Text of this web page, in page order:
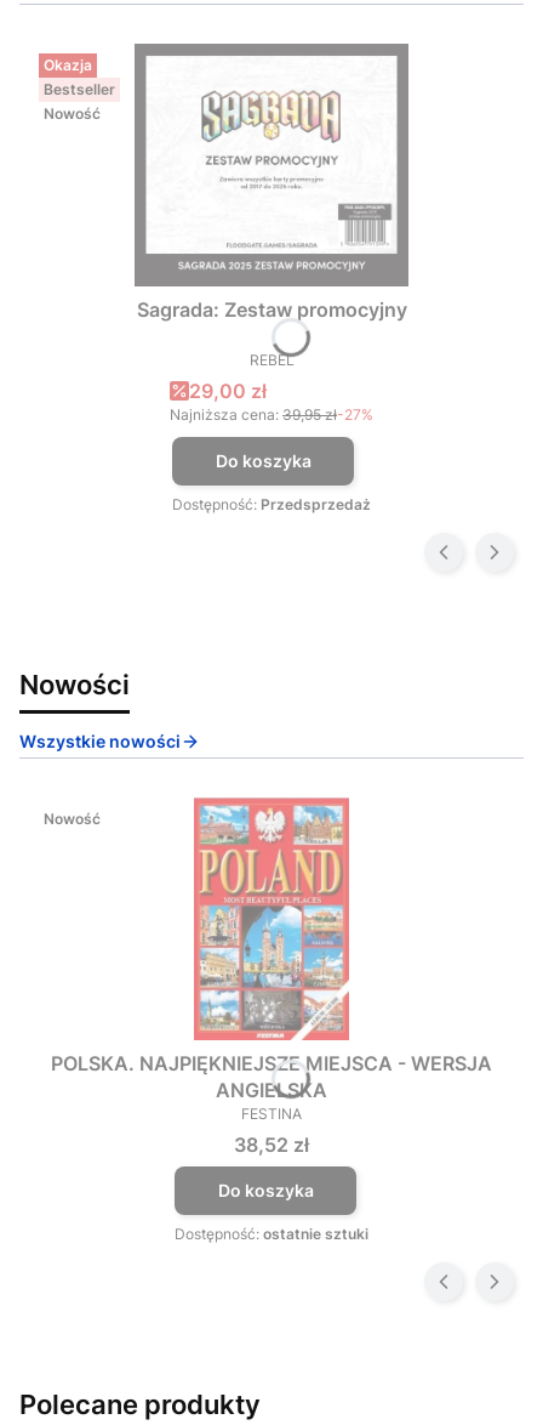
Okazja
Bestseller
Nowość
Sagrada: Zestaw promocyjny
PRODUCENT
REBEL
Cena promocyjna
29,00 zł
Najniższa cena: 39,95 zł-27%
Do koszyka
Dostępność: Przedsprzedaż
Nowości
Wszystkie nowości
Nowość
POLSKA. NAJPIĘKNIEJSZE MIEJSCA - WERSJA
ANGIELSKA
PRODUCENT
FESTINA
Cena
38,52 zł
Do koszyka
Dostępność: ostatnie sztuki
Polecane produkty